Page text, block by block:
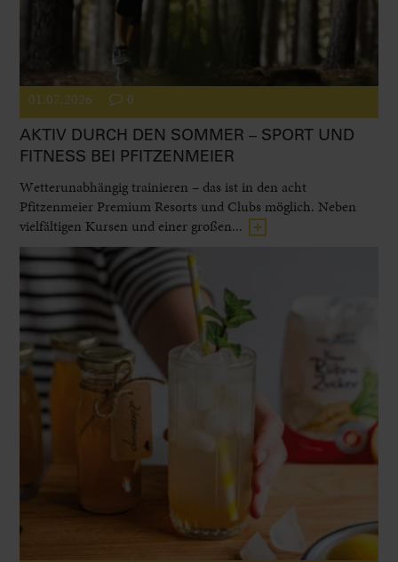
01.07.2026 0
AKTIV DURCH DEN SOMMER – SPORT UND
FITNESS BEI PFITZENMEIER
Wetterunabhängig trainieren – das ist in den acht
Pfitzenmeier Premium Resorts und Clubs möglich. Neben
vielfältigen Kursen und einer großen...